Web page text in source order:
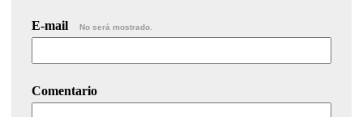
E-mail No será mostrado.
Comentario